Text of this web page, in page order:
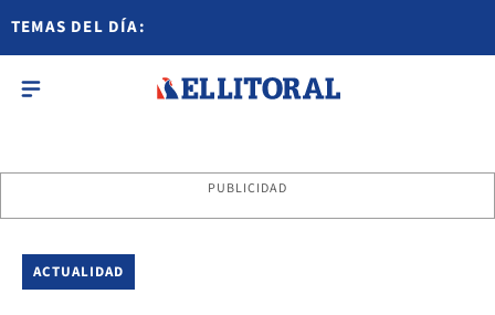
TEMAS DEL DÍA:
PUBLICIDAD
ACTUALIDAD